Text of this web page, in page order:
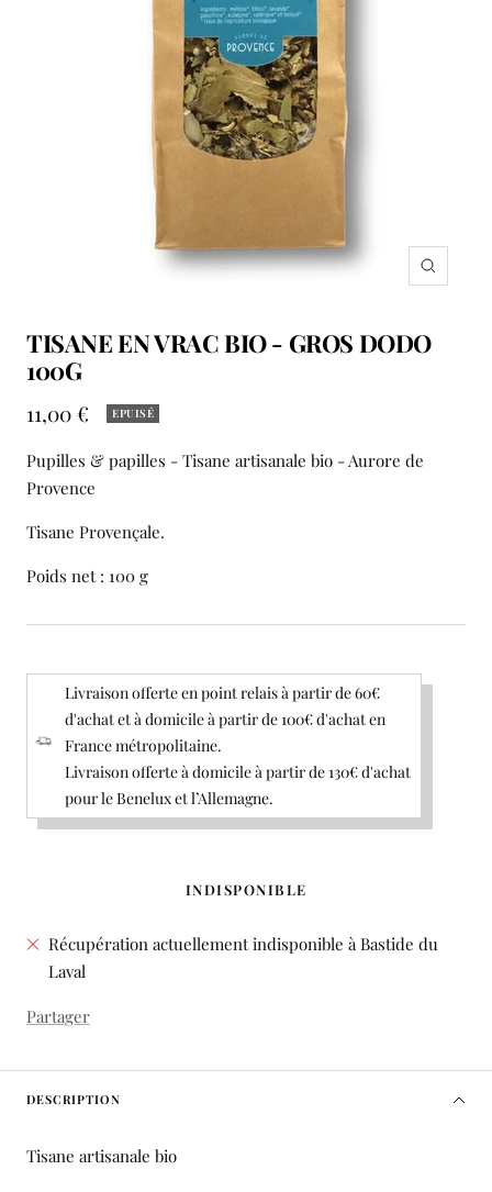
Zoom
TISANE EN VRAC BIO - GROS DODO
100G
Prix
de
vente
11,00 € EPUISÉ
Pupilles & papilles - Tisane artisanale bio - Aurore de
Provence
Tisane Provençale.
Poids net : 100 g
Livraison offerte en point relais à partir de 60€
d'achat et à domicile à partir de 100€ d'achat en
France métropolitaine.
Livraison offerte à domicile à partir de 130€ d'achat
pour le Benelux et l’Allemagne.
INDISPONIBLE
Récupération actuellement indisponible à Bastide du
Laval
Partager
DESCRIPTION
Tisane artisanale bio